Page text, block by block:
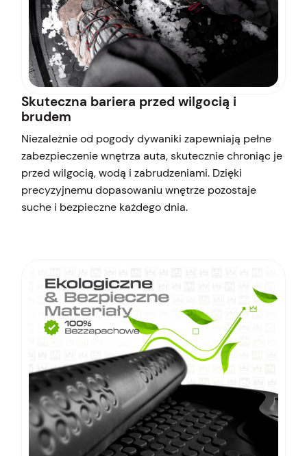
Skuteczna bariera przed wilgocią i
brudem
Niezależnie od pogody dywaniki zapewniają pełne
zabezpieczenie wnętrza auta, skutecznie chroniąc je
przed wilgocią, wodą i zabrudzeniami. Dzięki
precyzyjnemu dopasowaniu wnętrze pozostaje
suche i bezpieczne każdego dnia.